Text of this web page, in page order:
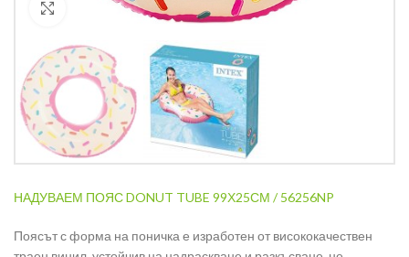
Кликнете за уголемяване
НАДУВАЕМ ПОЯС DONUT TUBE 99Х25СМ / 56256NP
Поясът с форма на поничка е изработен от висококачествен